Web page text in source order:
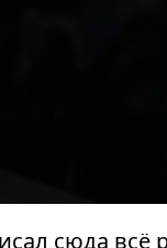
сюда всё